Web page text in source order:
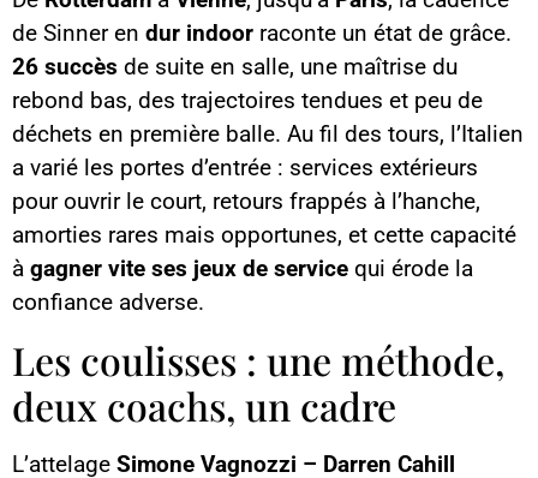
de Sinner en dur indoor raconte un état de grâce.
26 succès de suite en salle, une maîtrise du
rebond bas, des trajectoires tendues et peu de
déchets en première balle. Au fil des tours, l’Italien
a varié les portes d’entrée : services extérieurs
pour ouvrir le court, retours frappés à l’hanche,
amorties rares mais opportunes, et cette capacité
à gagner vite ses jeux de service qui érode la
confiance adverse.
Les coulisses : une méthode,
deux coachs, un cadre
L’attelage Simone Vagnozzi – Darren Cahill